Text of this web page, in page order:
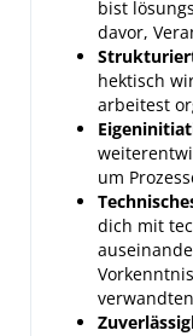
bist
davor,
hektisch
arbeitest
um
dich mit